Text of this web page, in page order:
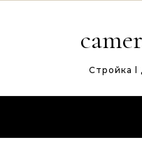
Стройка l